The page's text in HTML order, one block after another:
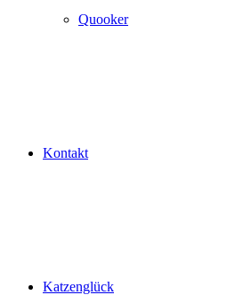
Quooker
Kontakt
Katzenglück